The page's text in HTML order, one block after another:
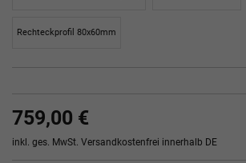
Rechteckprofil 80x60mm
759,00 €
inkl. ges. MwSt. Versandkostenfrei innerhalb DE